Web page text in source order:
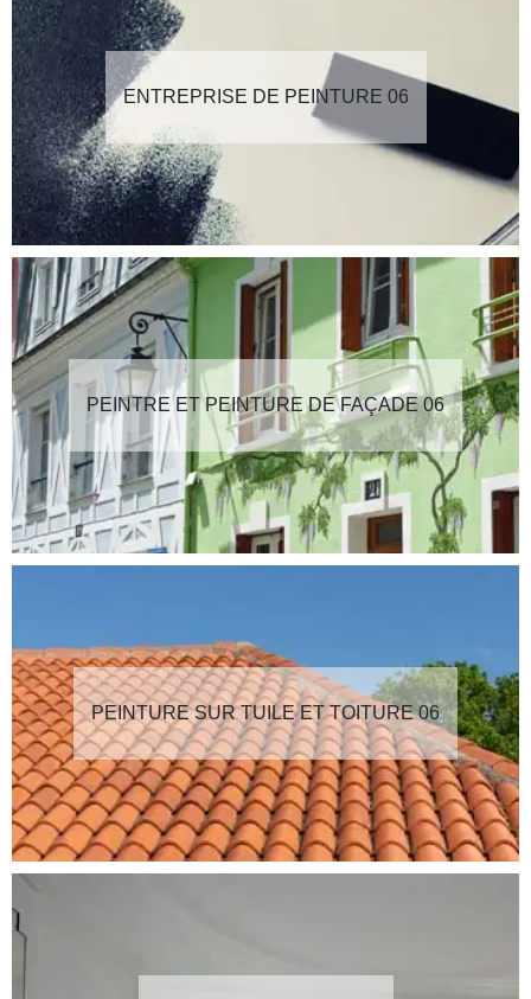
ENTREPRISE DE PEINTURE 06
PEINTRE ET PEINTURE DE FAÇADE 06
PEINTURE SUR TUILE ET TOITURE 06